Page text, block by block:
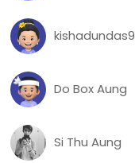
Do Box Aung
Si Thu Aung